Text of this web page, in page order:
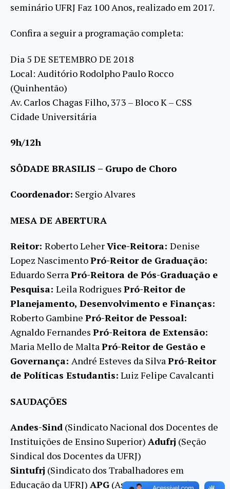
seminário UFRJ Faz 100 Anos, realizado em 2017.
Confira a seguir a programação completa:
Dia 5 DE SETEMBRO DE 2018
Local: Auditório Rodolpho Paulo Rocco
(Quinhentão)
Av. Carlos Chagas Filho, 373 – Bloco K – CSS
Cidade Universitária
9h/12h
SÔDADE BRASILIS – Grupo de Choro
Coordenador: Sergio Alvares
MESA DE ABERTURA
Reitor: Roberto LeherVice-Reitora: Denise
Lopez NascimentoPró-Reitor de Graduação:
Eduardo SerraPró-Reitora de Pós-Graduação e
Pesquisa: Leila Rodrigues Pró-Reitor de
Planejamento, Desenvolvimento e Finanças:
Roberto Gambine Pró-Reitor de Pessoal:
Agnaldo Fernandes Pró-Reitora de Extensão:
Maria Mello de MaltaPró-Reitor de Gestão e
Governança: André Esteves da SilvaPró-Reitor
de Políticas Estudantis: Luiz Felipe Cavalcanti
SAUDAÇÕES
Andes-Sind (Sindicato Nacional dos Docentes de
Instituições de Ensino Superior) Adufrj (Seção
Sindical dos Docentes da UFRJ)
Sintufrj (Sindicato dos Trabalhadores em
Educação da UFRJ) APG (Associação dos Pós-